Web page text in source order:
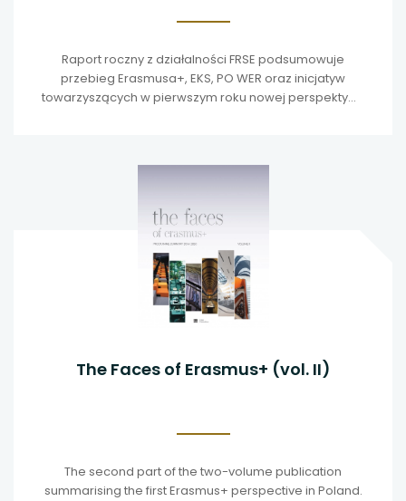
Raport roczny z działalności FRSE podsumowuje
przebieg Erasmusa+, EKS, PO WER oraz inicjatyw
towarzyszących w pierwszym roku nowej perspektywy
The Faces of Erasmus+ (vol. II)
The second part of the two-volume publication
summarising the first Erasmus+ perspective in Poland.